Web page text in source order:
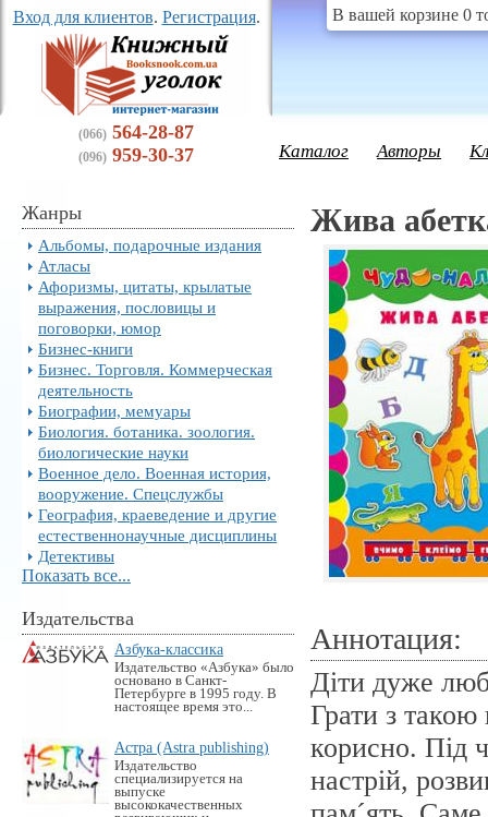
Вход для клиентов. Регистрация.
(066) 564-28-87
(096) 959-30-37
В вашей корзине 0
Каталог Авторы
Жанры
Альбомы, подарочные издания
Атласы
Афоризмы, цитаты, крылатые
выражения, пословицы и
поговорки, юмор
Бизнес-книги
Бизнес. Торговля. Коммерческая
деятельность
Биографии, мемуары
Биология. ботаника. зоология.
биологические науки
Военное дело. Военная история,
вооружение. Спецслужбы
География, краеведение и другие
естественнонаучные дисциплины
Детективы
Показать все...
Издательства
Азбука-классика
Издательство «Азбука» было
основано в Санкт-
Петербурге в 1995 году. В
настоящее время это...
Астра (Astra publishing)
Издательство
специализируется на
выпуске
высококачественных
Жива
Аннотация:
Діти дуже
Грати з такою
корисно. Під
настрій,